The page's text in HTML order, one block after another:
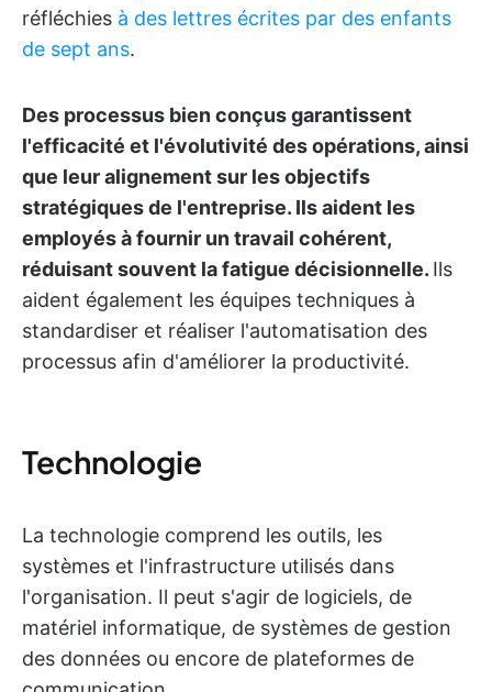
réfléchies à des lettres écrites par des enfants
de sept ans.
Des processus bien conçus garantissent
l'efficacité et l'évolutivité des opérations, ainsi
que leur alignement sur les objectifs
stratégiques de l'entreprise. Ils aident les
employés à fournir un travail cohérent,
réduisant souvent la fatigue décisionnelle. Ils
aident également les équipes techniques à
standardiser et réaliser l'automatisation des
processus afin d'améliorer la productivité.
Technologie
La technologie comprend les outils, les
systèmes et l'infrastructure utilisés dans
l'organisation. Il peut s'agir de logiciels, de
matériel informatique, de systèmes de gestion
des données ou encore de plateformes de